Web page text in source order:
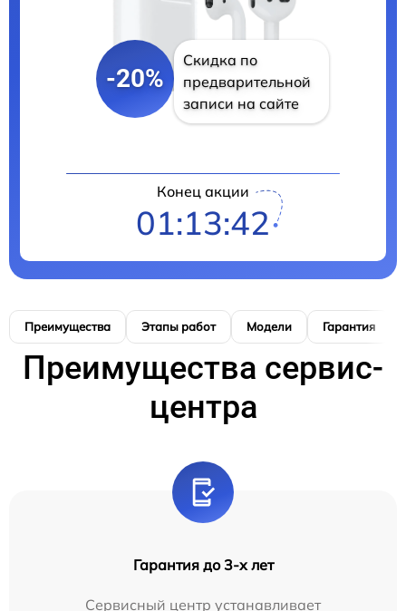
-20%
Скидка по
предварительной
записи на сайте
Конец акции
01:13:41
Преимущества Этапы работ Модели Гарантия
Преимущества сервис-
центра
Гарантия до 3-х лет
Сервисный центр устанавливает